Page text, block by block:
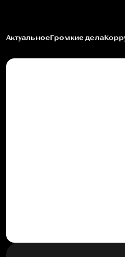
АктуальноеГромкие дела